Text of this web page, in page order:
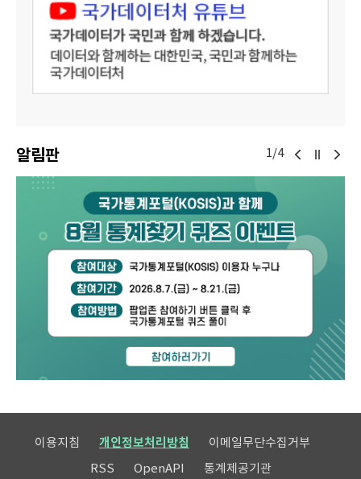
알림판 1/4
이용지침 개인정보처리방침
이메일무단수집거부
RSS
OpenAPI 통계제공기관